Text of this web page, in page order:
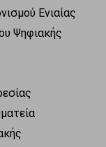
Ενιαίας
Ψηφιακής